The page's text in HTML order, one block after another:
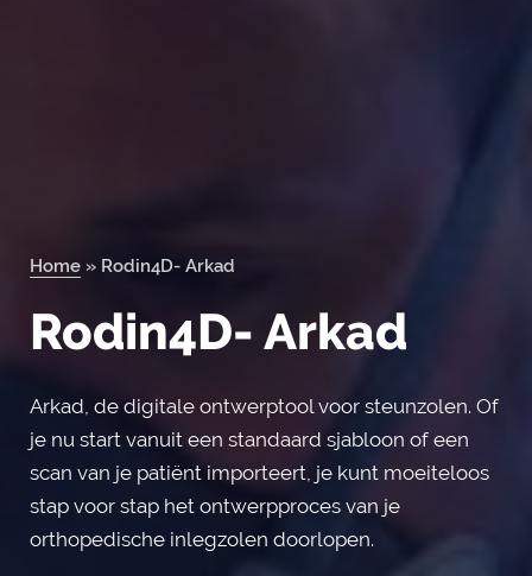
Orderportal
Home » Rodin4D- Arkad
Rodin4D- Arkad
Arkad, de digitale ontwerptool voor steunzolen. Of
je nu start vanuit een standaard sjabloon of een
scan van je patiënt importeert, je kunt moeiteloos
stap voor stap het ontwerpproces van je
orthopedische inlegzolen doorlopen.